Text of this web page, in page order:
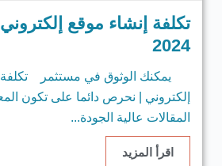
تكلفة إنشاء موقع
2024
يمكنك الوثوق في مستثمر تكلفة
إلكتروني | نحرص دائما على تكون
المقالات عالية الجودة...
اقرأ المزيد